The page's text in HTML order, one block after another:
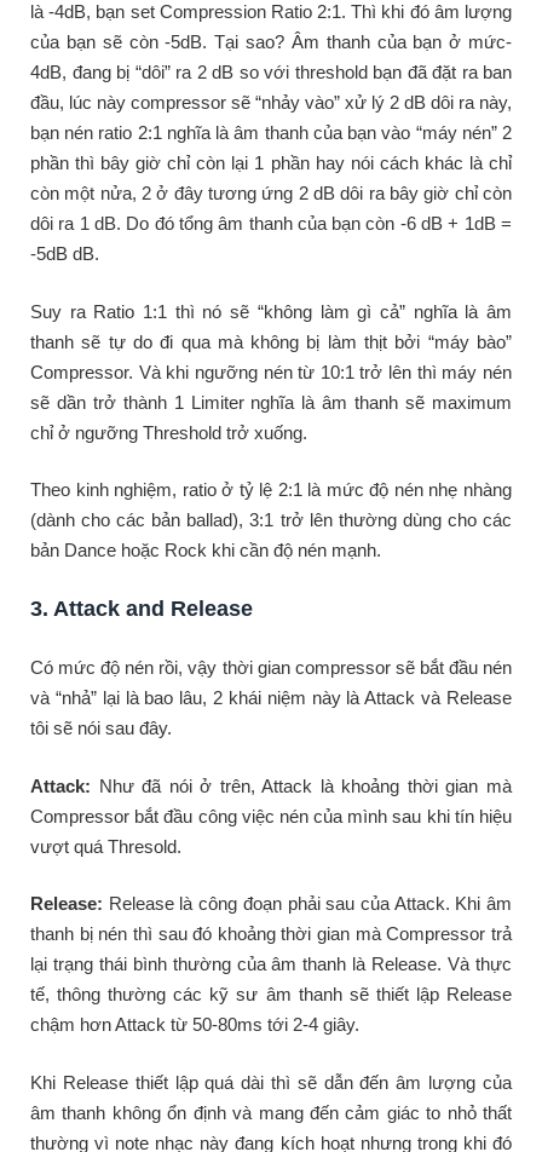
là -4dB, bạn set Compression Ratio 2:1. Thì khi đó âm lượng
của bạn sẽ còn -5dB. Tại sao? Âm thanh của bạn ở mức-
4dB, đang bị “dôi” ra 2 dB so với threshold bạn đã đặt ra ban
đầu, lúc này compressor sẽ “nhảy vào” xử lý 2 dB dôi ra này,
bạn nén ratio 2:1 nghĩa là âm thanh của bạn vào “máy nén” 2
phần thì bây giờ chỉ còn lại 1 phần hay nói cách khác là chỉ
còn một nửa, 2 ở đây tương ứng 2 dB dôi ra bây giờ chỉ còn
dôi ra 1 dB. Do đó tổng âm thanh của bạn còn -6 dB + 1dB =
-5dB dB.
Suy ra Ratio 1:1 thì nó sẽ “không làm gì cả” nghĩa là âm
thanh sẽ tự do đi qua mà không bị làm thịt bởi “máy bào”
Compressor. Và khi ngưỡng nén từ 10:1 trở lên thì máy nén
sẽ dần trở thành 1 Limiter nghĩa là âm thanh sẽ maximum
chỉ ở ngưỡng Threshold trở xuống.
Theo kinh nghiệm, ratio ở tỷ lệ 2:1 là mức độ nén nhẹ nhàng
(dành cho các bản ballad), 3:1 trở lên thường dùng cho các
bản Dance hoặc Rock khi cần độ nén mạnh.
3. Attack and Release
Có mức độ nén rồi, vậy thời gian compressor sẽ bắt đầu nén
và “nhả” lại là bao lâu, 2 khái niệm này là Attack và Release
tôi sẽ nói sau đây.
Attack: Như đã nói ở trên, Attack là khoảng thời gian mà
Compressor bắt đầu công việc nén của mình sau khi tín hiệu
vượt quá Thresold.
Release: Release là công đoạn phải sau của Attack. Khi âm
thanh bị nén thì sau đó khoảng thời gian mà Compressor trả
lại trạng thái bình thường của âm thanh là Release. Và thực
tế, thông thường các kỹ sư âm thanh sẽ thiết lập Release
chậm hơn Attack từ 50-80ms tới 2-4 giây.
Khi Release thiết lập quá dài thì sẽ dẫn đến âm lượng của
âm thanh không ổn định và mang đến cảm giác to nhỏ thất
thường vì note nhạc này đang kích hoạt nhưng trong khi đó